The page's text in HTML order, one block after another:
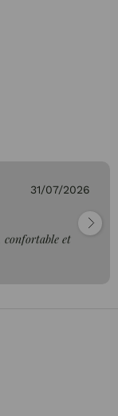
31/07/2026
confortable et